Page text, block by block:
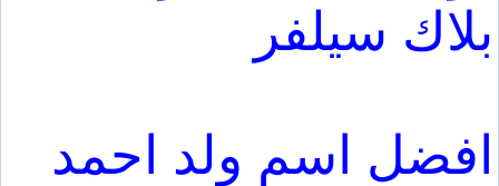
بلاك سيلفر
افضل اسم ولد احمد